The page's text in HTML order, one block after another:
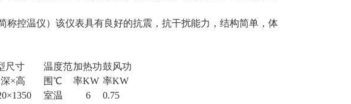
称控温仪）该仪表具有良好的抗震，抗干扰能力，结构简单，体
尺寸
×高
温度范
围℃
加热功
率KW
鼓风功
率KW
室温
6 0.75